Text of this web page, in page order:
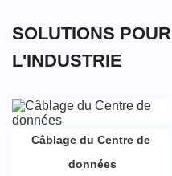
SOLUTIONS POUR
L'INDUSTRIE
Câblage du Centre de
données